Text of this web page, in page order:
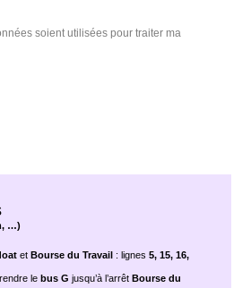
soient utilisées pour traiter ma
…)
et Bourse du Travail : lignes5, 15, 16,
le bus G jusqu’à l’arrêt Bourse du